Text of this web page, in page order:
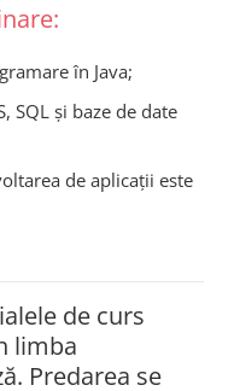
în Java;
SQL și baze de date
de aplicații este
de curs
limba
Predarea se